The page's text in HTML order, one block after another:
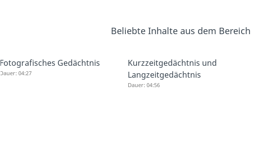
Beliebte Inhalte aus dem Bereich
Fotografisches Gedächtnis
Dauer: 04:27
Kurzzeitgedächtnis und
Langzeitgedächtnis
Dauer: 04:56